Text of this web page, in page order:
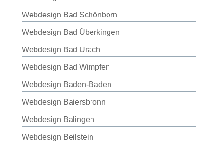
Webdesign Bad Schönborn
Webdesign Bad Überkingen
Webdesign Bad Urach
Webdesign Bad Wimpfen
Webdesign Baden-Baden
Webdesign Baiersbronn
Webdesign Balingen
Webdesign Beilstein